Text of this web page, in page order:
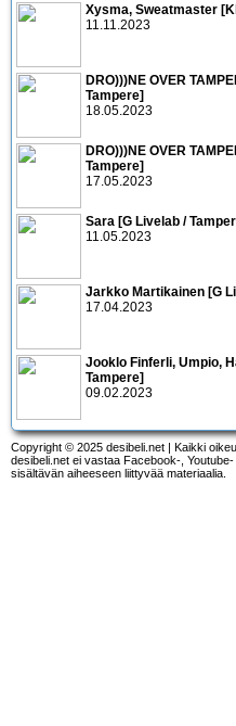
Xysma, Sweatmaster
11.11.2023
DRO)))NE OVER
Tampere]
18.05.2023
DRO)))NE OVER
Tampere]
17.05.2023
Sara [G Livelab /
11.05.2023
Jarkko Martikainen [G
17.04.2023
Jooklo Finferli, Umpio,
Tampere]
09.02.2023
Copyright © 2025 desibeli.net | Kaikki
desibeli.net ei vastaa Facebook-,
sisältävän aiheeseen liittyvää materiaalia.